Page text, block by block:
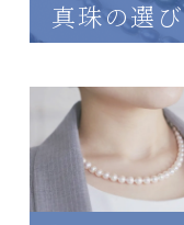
真珠の選